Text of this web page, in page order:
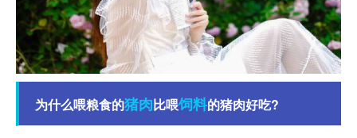
为什么喂粮食的猪肉比喂饲料的猪肉好吃?